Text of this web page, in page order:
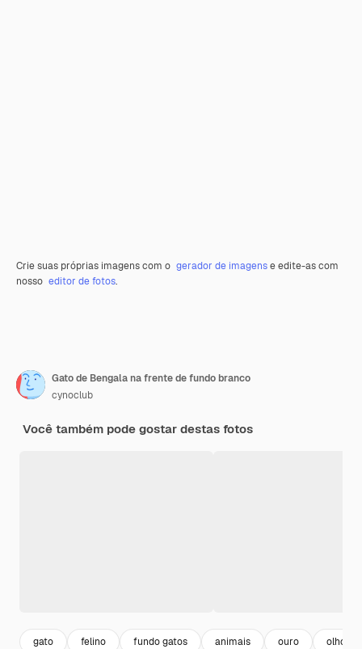
Crie suas próprias imagens com o gerador de imagense edite-as com
nosso editor de fotos.
Gato de Bengala na frente de fundo branco
cynoclub
Você também pode gostar destas fotos
gato felino fundo gatos animais ouro olho